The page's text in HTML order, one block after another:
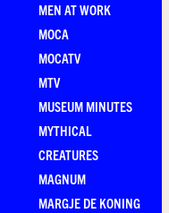
MEN AT WORK
MOCA
MOCATV
MTV
MUSEUM MINUTES
MYTHICAL
CREATURES
MAGNUM
MARGJE DE KONING